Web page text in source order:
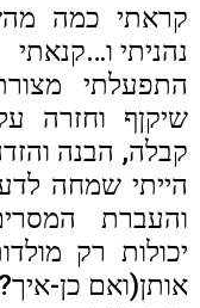
קראתי כמה
נהניתי ו…קנאתי
התפעלתי
שיקןף וחזרה
קבלה, הבנה
הייתי שמחה
והעברת
יכולות רק
אותן(ואם כן-